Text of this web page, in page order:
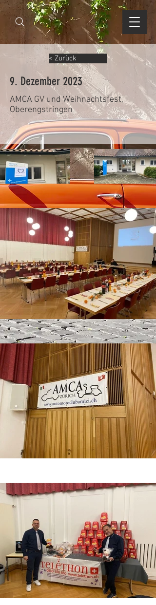
< Zurück
9. Dezember 2023
AMCA GV und Weihnachtsfest,
Oberengstringen